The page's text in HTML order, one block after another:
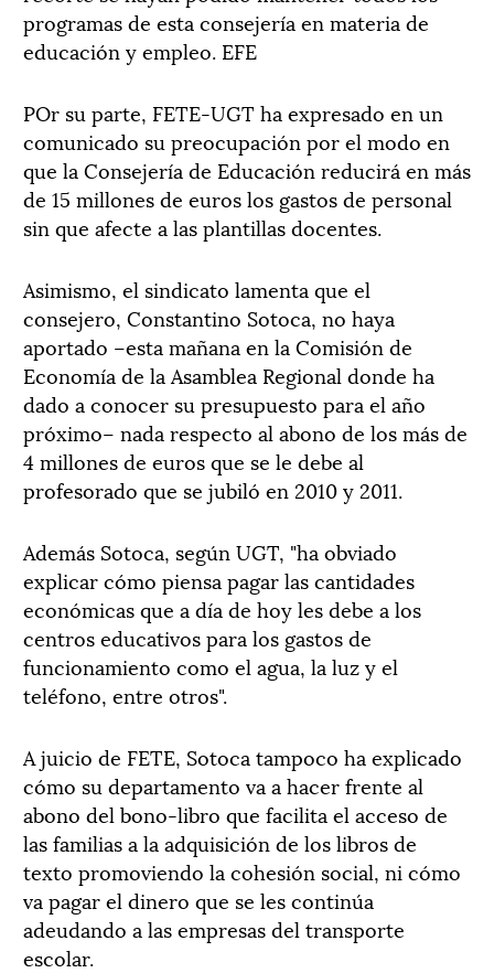
programas de esta consejería en materia de
educación y empleo. EFE
POr su parte, FETE-UGT ha expresado en un
comunicado su preocupación por el modo en
que la Consejería de Educación reducirá en más
de 15 millones de euros los gastos de personal
sin que afecte a las plantillas docentes.
Asimismo, el sindicato lamenta que el
consejero, Constantino Sotoca, no haya
aportado –esta mañana en la Comisión de
Economía de la Asamblea Regional donde ha
dado a conocer su presupuesto para el año
próximo– nada respecto al abono de los más de
4 millones de euros que se le debe al
profesorado que se jubiló en 2010 y 2011.
Además Sotoca, según UGT, "ha obviado
explicar cómo piensa pagar las cantidades
económicas que a día de hoy les debe a los
centros educativos para los gastos de
funcionamiento como el agua, la luz y el
teléfono, entre otros".
A juicio de FETE, Sotoca tampoco ha explicado
cómo su departamento va a hacer frente al
abono del bono-libro que facilita el acceso de
las familias a la adquisición de los libros de
texto promoviendo la cohesión social, ni cómo
va pagar el dinero que se les continúa
adeudando a las empresas del transporte
escolar.